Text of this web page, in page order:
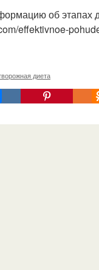
об этапах
effektivnoe-
диета